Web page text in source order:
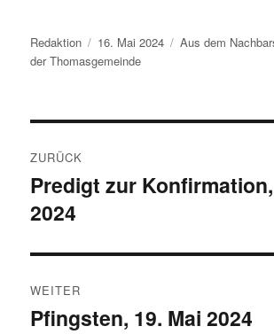
Autor
Redaktion
Veröffentlicht
am
16. Mai 2024 Kategorien
Aus dem
der Thomasgemeinde
ZURÜCK
Vorheriger
Beitrag:
Predigt zur
2024
WEITER
Nächster
Pfingsten, 19. Mai 2024